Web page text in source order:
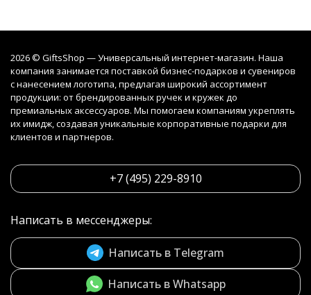
2026 © GiftsShop — Универсальный интернет-магазин. Наша
компания занимается поставкой бизнес-подарков и сувениров
с нанесением логотипа, предлагая широкий ассортимент
продукции: от брендированных ручек и кружек до
премиальных аксессуаров. Мы помогаем компаниям укреплять
их имидж, создавая уникальные корпоративные подарки для
клиентов и партнеров.
+7 (495) 229-8910
Написать в мессенджеры:
Написать в Telegram
Написать в Whatsapp